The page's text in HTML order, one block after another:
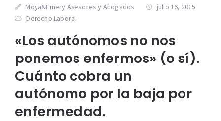
Moya&Emery Asesores y Abogados
julio 16, 2015
Derecho Laboral
«Los autónomos no nos
ponemos enfermos» (o sí).
Cuánto cobra un
autónomo por la baja por
enfermedad.